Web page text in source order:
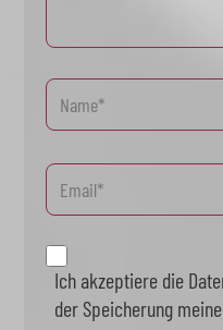
Ich akzeptiere die
der Speicherung